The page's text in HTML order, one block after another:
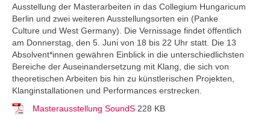
Ausstellung der Masterarbeiten in das Collegium Hungaricum
Berlin und zwei weiteren Ausstellungsorten ein (Panke
Culture und West Germany). Die Vernissage findet öffentlich
am Donnerstag, den 5. Juni von 18 bis 22 Uhr statt. Die 13
Absolvent*innen gewähren Einblick in die unterschiedlichsten
Bereiche der Auseinandersetzung mit Klang, die sich von
theoretischen Arbeiten bis hin zu künstlerischen Projekten,
Klanginstallationen und Performances erstrecken.
Masterausstellung SoundS 228 KB